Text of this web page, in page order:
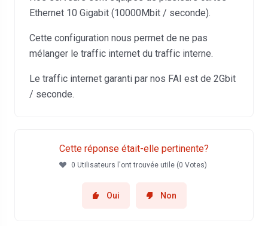
Ethernet 10 Gigabit (10000Mbit / seconde).
Cette configuration nous permet de ne pas
mélanger le traffic internet du traffic interne.
Le traffic internet garanti par nos FAI est de 2Gbit
/ seconde.
Cette réponse était-elle pertinente?
0 Utilisateurs l'ont trouvée utile (0 Votes)
Oui Non